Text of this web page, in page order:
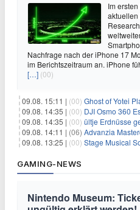
Im
aktuellen
Nachfrage nach der iPhone 17
im Berichtszeitraum an. iPhone
[…] (00)
09.08. 15:11 | (00) Ghost of Yotei
09.08. 14:35 | (00) DJI Osmo 360
09.08. 14:35 | (00) ültje Erdnüsse
09.08. 14:11 | (06) Advanzia Mastercard
09.08. 13:25 | (00) Stage Musical Sommer:
GAMING-NEWS
Nintendo Museum: